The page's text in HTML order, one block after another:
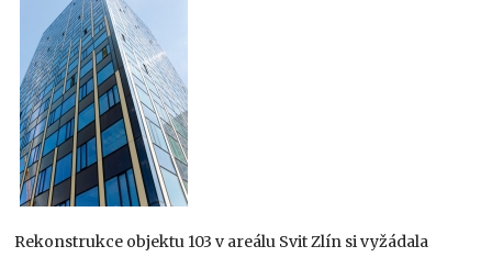
Rekonstrukce objektu 103 v areálu Svit Zlín si vyžádala